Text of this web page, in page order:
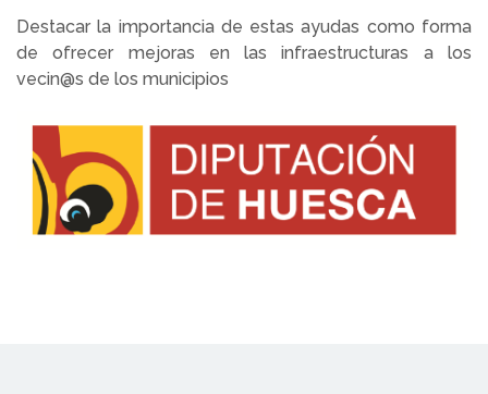
Destacar la importancia de estas ayudas como forma
de ofrecer mejoras en las infraestructuras a los
vecin@s de los municipios